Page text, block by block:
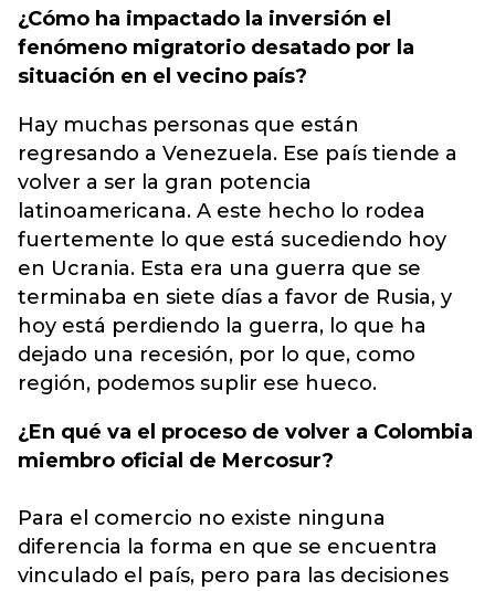
¿Cómo ha impactado la inversión el
fenómeno migratorio desatado por la
situación en el vecino país?
Hay muchas personas que están
regresando a Venezuela. Ese país tiende a
volver a ser la gran potencia
latinoamericana. A este hecho lo rodea
fuertemente lo que está sucediendo hoy
en Ucrania. Esta era una guerra que se
terminaba en siete días a favor de Rusia, y
hoy está perdiendo la guerra, lo que ha
dejado una recesión, por lo que, como
región, podemos suplir ese hueco.
¿En qué va el proceso de volver a Colombia
miembro oficial de Mercosur?
Para el comercio no existe ninguna
diferencia la forma en que se encuentra
vinculado el país, pero para las decisiones